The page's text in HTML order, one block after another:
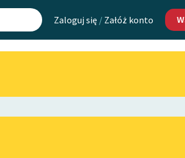
Zaloguj się / Załóż konto
Wolnych Lektur
Kontakt
O projekcie